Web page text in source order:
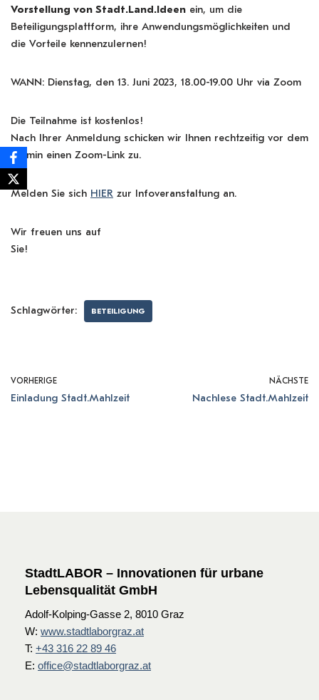
Vorstellung von Stadt.Land.Ideen ein, um die
Beteiligungsplattform, ihre Anwendungsmöglichkeiten und
die Vorteile kennenzulernen!
WANN: Dienstag, den 13. Juni 2023, 18.00-19.00 Uhr via Zoom
Die Teilnahme ist kostenlos!
Nach Ihrer Anmeldung schicken wir Ihnen rechtzeitig vor dem
Termin einen Zoom-Link zu.
Melden Sie sich HIER zur Infoveranstaltung an.
Wir freuen uns auf
Sie!
Schlagwörter: BETEILIGUNG
VORHERIGE
Einladung Stadt.Mahlzeit
NÄCHSTE
Nachlese Stadt.Mahlzeit
StadtLABOR – Innovationen für urbane
Lebensqualität GmbH
Adolf-Kolping-Gasse 2, 8010 Graz
W: www.stadtlaborgraz.at
T: +43 316 22 89 46
E: office@stadtlaborgraz.at